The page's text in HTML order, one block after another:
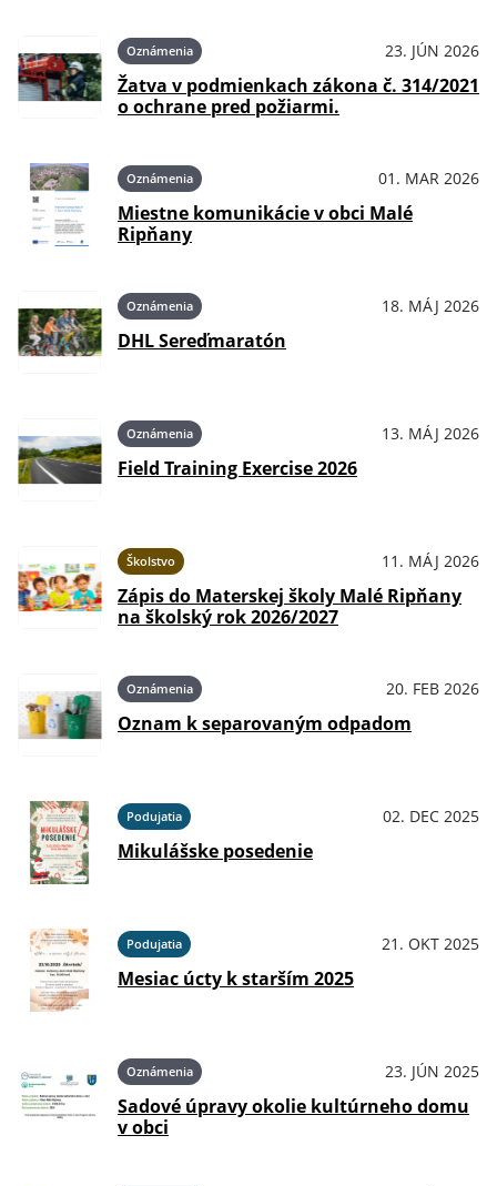
Oznámenia 23. JÚN 2026
Žatva v podmienkach zákona č. 314/2021
o ochrane pred požiarmi.
Oznámenia 01. MAR 2026
Miestne komunikácie v obci Malé
Ripňany
Oznámenia 18. MÁJ 2026
DHL Sereďmaratón
Oznámenia 13. MÁJ 2026
Field Training Exercise 2026
Školstvo 11. MÁJ 2026
Zápis do Materskej školy Malé Ripňany
na školský rok 2026/2027
Oznámenia 20. FEB 2026
Oznam k separovaným odpadom
Podujatia 02. DEC 2025
Mikulášske posedenie
Podujatia 21. OKT 2025
Mesiac úcty k starším 2025
Oznámenia 23. JÚN 2025
Sadové úpravy okolie kultúrneho domu
v obci